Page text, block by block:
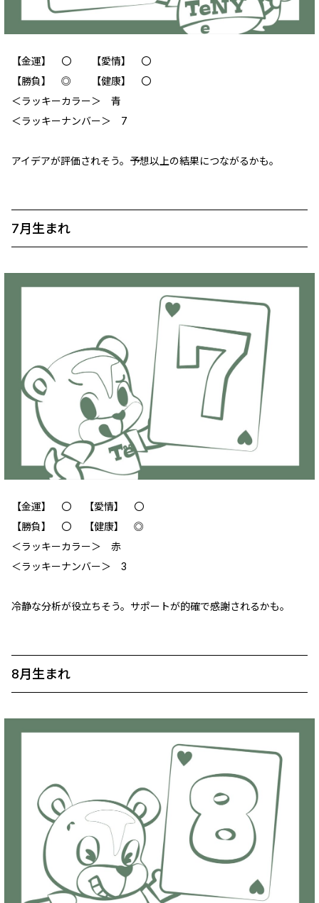
【金運】 〇 【愛情】 〇
【勝負】 ◎ 【健康】 〇
＜ラッキーカラー＞ 青
＜ラッキーナンバー＞ 7
アイデアが評価されそう。予想以上の結果につながるかも。
7月生まれ
【金運】 ‪〇 【愛情】 ‪〇
【勝負】 〇 【健康】 ◎
＜ラッキーカラー＞ 赤
＜ラッキーナンバー＞ 3
冷静な分析が役立ちそう。サポートが的確で感謝されるかも。
8月生まれ